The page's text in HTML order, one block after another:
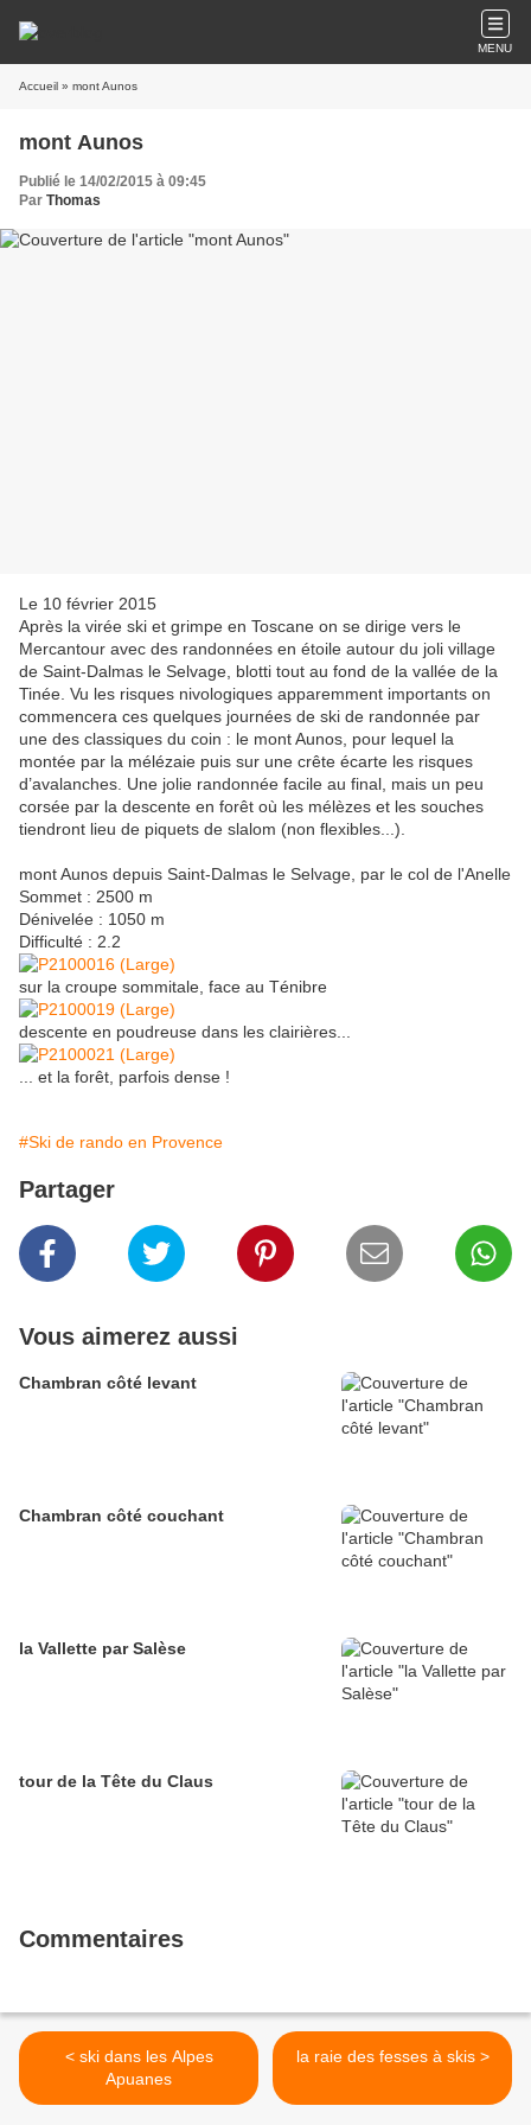
MENU
Accueil » mont Aunos
mont Aunos
Publié le 14/02/2015 à 09:45
Par Thomas
Le 10 février 2015
Après la virée ski et grimpe en Toscane on se dirige vers le
Mercantour avec des randonnées en étoile autour du joli village
de Saint-Dalmas le Selvage, blotti tout au fond de la vallée de la
Tinée. Vu les risques nivologiques apparemment importants on
commencera ces quelques journées de ski de randonnée par
une des classiques du coin : le mont Aunos, pour lequel la
montée par la mélézaie puis sur une crête écarte les risques
d’avalanches. Une jolie randonnée facile au final, mais un peu
corsée par la descente en forêt où les mélèzes et les souches
tiendront lieu de piquets de slalom (non flexibles...).
mont Aunos depuis Saint-Dalmas le Selvage, par le col de l'Anelle
Sommet : 2500 m
Dénivelée : 1050 m
Difficulté : 2.2
sur la croupe sommitale, face au Ténibre
descente en poudreuse dans les clairières...
... et la forêt, parfois dense !
#Ski de rando en Provence
Partager
Vous aimerez aussi
Chambran côté levant
Chambran côté couchant
la Vallette par Salèse
tour de la Tête du Claus
Commentaires
< ski dans les Alpes
Apuanes
la raie des fesses à skis >